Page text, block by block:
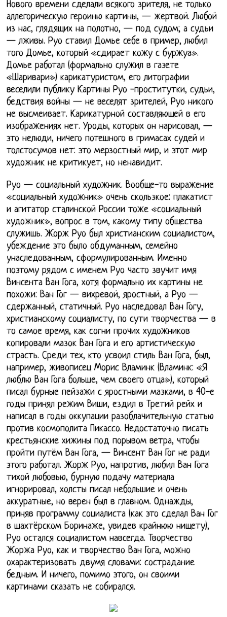
Нового времени сделали всякого зрителя, не только
аллегорическую героиню картины, — жертвой. Любой
из нас, глядящих на полотно, — под судом; а судьи
— лживы. Руо ставил Домье себе в пример, любил
того Домье, который «сдирает кожу с буржуа».
Домье работал (формально служил в газете
«Шаривари») карикатуристом, его литографии
веселили публику Картины Руо -проститутки, судьи,
бедствия войны — не веселят зрителей, Руо никого
не высмеивает. Карикатурной составляющей в его
изображениях нет. Уроды, которых он нарисовал, —
это нелюди, ничего потешного в гримасах судей и
толстосумов нет: это мерзостный мир, и этот мир
художник не критикует, но ненавидит.
Руо — социальный художник. Вообще-то выражение
«социальный художник» очень скользкое: плакатист
и агитатор сталинской России тоже «социальный
художник», вопрос в том, какому типу общества
служишь. Жорж Руо был христианским социалистом,
убеждение это было обдуманным, семейно
унаследованным, сформулированным. Именно
поэтому рядом с именем Руо часто звучит имя
Винсента Ван Гога, хотя формально их картины не
похожи: Ван Гог — вихревой, яростный, а Руо —
сдержанный, статичный. Руо наследовал Ван Гогу,
христианскому социалисту, по сути творчества — в
то самое время, как согни прочих художников
копировали мазок Ван Гога и его артистическую
страсть. Среди тех, кто усвоил стиль Ван Гога, был,
например, живописец Морис Вламинк (Вламинк: «Я
люблю Ван Гога больше, чем своего отца»), который
писал бурные пейзажи с яростными мазками, в 40-е
годы принял режим Виши, ездил в Третий рейх и
написал в годы оккупации разоблачительную статью
против космополита Пикассо. Недостаточно писать
крестьянские хижины под порывом ветра, чтобы
пройти путём Ван Гога, — Винсент Ван Гог не ради
этого работал. Жорж Руо, напротив, любил Ван Гога
тихой любовью, бурную подачу материала
игнорировал, холсты писал небольшие и очень
аккуратные, но верен был в главном. Однажды,
приняв программу социалиста (как это сделал Ван Гог
в шахтёрском Боринаже, увидев крайнюю нищету),
Руо остался социалистом навсегда. Творчество
Жоржа Руо, как и творчество Ван Гога, можно
охарактеризовать двумя словами: сострадание
бедным. И ничего, помимо этого, он своими
картинами сказать не собирался.